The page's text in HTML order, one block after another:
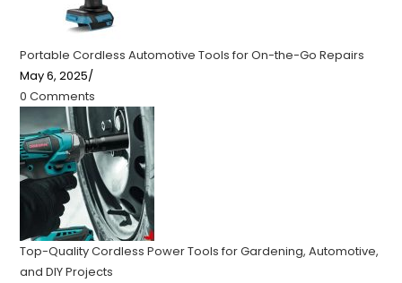
Portable Cordless Automotive Tools for On-the-Go Repairs
May 6, 2025/
0 Comments
Top-Quality Cordless Power Tools for Gardening, Automotive,
and DIY Projects